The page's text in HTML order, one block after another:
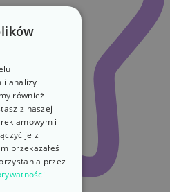
i analizy
również
z naszej
i
je z
przekazałeś
przez